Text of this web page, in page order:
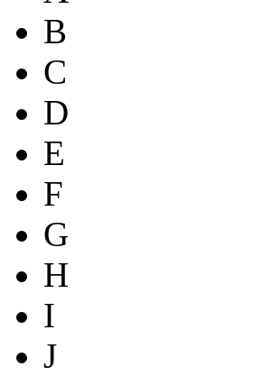
B
C
D
E
F
G
H
I
J